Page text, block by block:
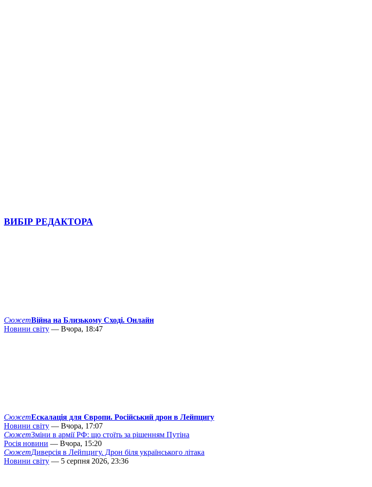
ВИБІР РЕДАКТОРА
СюжетВійна на Близькому Сході. Онлайн
Новини світу — Вчора, 18:47
СюжетЕскалація для Європи. Російський дрон в Лейпцигу
Новини світу — Вчора, 17:07
СюжетЗміни в армії РФ: що стоїть за рішенням Путіна
Росія новини — Вчора, 15:20
СюжетДиверсія в Лейпцигу. Дрон біля українського літака
Новини світу — 5 серпня 2026, 23:36